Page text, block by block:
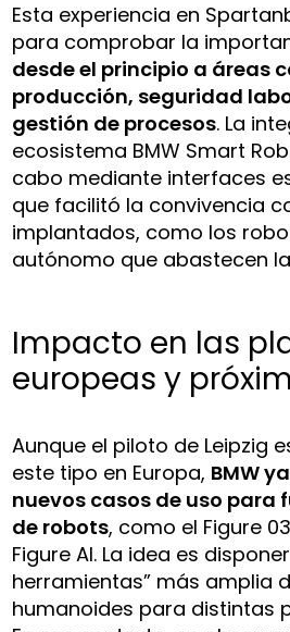
Esta experiencia en
para comprobar la
desde el principio a áreas
producción, seguridad
gestión de procesos. La
ecosistema BMW Smart
cabo mediante interfaces
que facilitó la convivencia
implantados, como los
autónomo que abastecen
Impacto en las
europeas y
Aunque el piloto de Leipzig
este tipo en Europa, BMW
nuevos casos de uso para
de robots, como el Figure
Figure AI. La idea es
herramientas” más amplia
humanoides para distintas